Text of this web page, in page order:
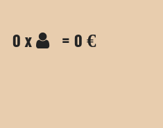
0 x = 0 €